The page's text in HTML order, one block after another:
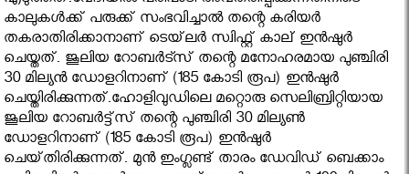
കാലുകള്‍ക്ക് പരുക്ക് സംഭവിച്ചാല്‍ തന്റെ കരിയര്‍
തകരാതിരിക്കാനാണ് ടെയ്‌ലര്‍ സ്വിഫ്റ്റ് കാല് ഇന്‍ഷുര്‍
ചെയ്തത്. ജൂലിയ റോബർട്സ് തന്റെ മനോഹരമായ പുഞ്ചിരി
30 മില്യൻ ഡോളറിനാണ് (185 കോടി രൂപ) ഇൻഷുർ
ചെയ്തിരിക്കുന്നത്.ഹോളിവുഡിലെ മറ്റൊരു സെലിബ്രിറ്റിയായ
ജൂലിയ റോബര്‍ട്ട്‌സ് തന്റെ പുഞ്ചിരി 30 മില്യണ്‍
ഡോളറിനാണ്‌ (185 കോടി രൂപ) ഇന്‍ഷുര്‍
ചെയ്‌തിരിക്കുന്നത്‌. മുന്‍ ഇംഗ്ലണ്ട്‌ താരം ഡേവിഡ്‌ ബെക്കാം